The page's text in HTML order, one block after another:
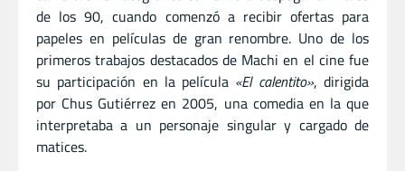
de los 90, cuando comenzó a recibir ofertas para
papeles en películas de gran renombre. Uno de los
primeros trabajos destacados de Machi en el cine fue
su participación en la película «El calentito», dirigida
por Chus Gutiérrez en 2005, una comedia en la que
interpretaba a un personaje singular y cargado de
matices.